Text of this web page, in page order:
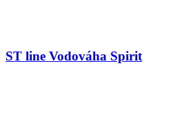
ST line Vodováha Spirit